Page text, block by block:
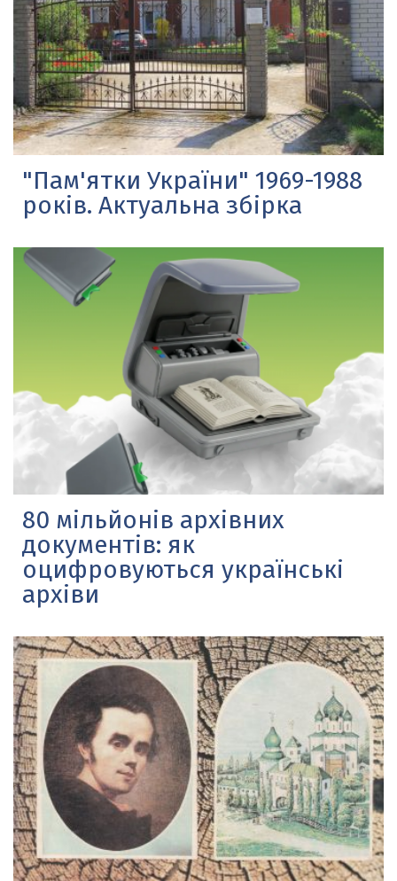
"Пам'ятки України" 1969-1988
років. Актуальна збірка
80 мільйонів архівних
документів: як
оцифровуються українські
архіви